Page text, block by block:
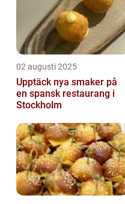
02 augusti 2025
Upptäck nya smaker på
en spansk restaurang i
Stockholm